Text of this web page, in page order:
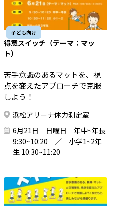
子ども向け
得意スイッチ（テーマ：マッ
ト）
苦手意識のあるマットを、視
点を変えたアプローチで克服
しよう！
浜松アリーナ体力測定室
6月21日 日曜日 年中~年長
9:30~10:20 ／ 小学1~2年
生 10:30~11:20